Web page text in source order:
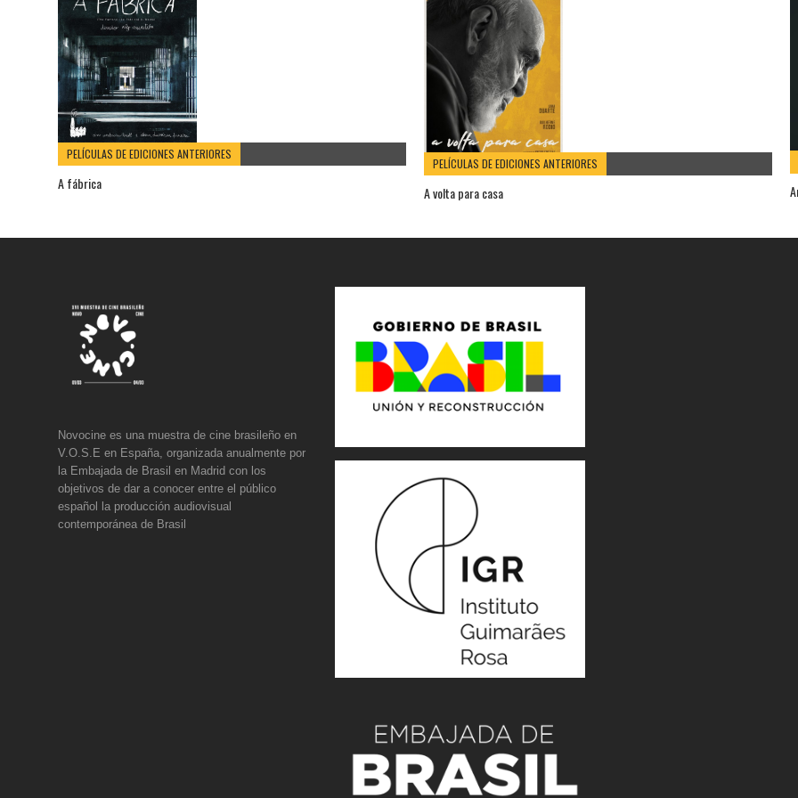
PELÍCULAS DE EDICIONES ANTERIORES
A fábrica
PELÍCULAS DE EDICIONES ANTERIORES
A volta para casa
Novocine es una muestra de cine brasileño en
V.O.S.E en España, organizada anualmente por
la Embajada de Brasil en Madrid con los
objetivos de dar a conocer entre el público
español la producción audiovisual
contemporánea de Brasil